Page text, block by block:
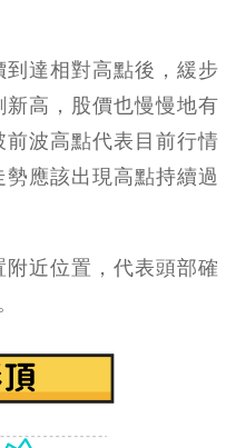
達相對高點後，緩步
高，股價也慢慢地有
波高點代表目前行情
應該出現高點持續過
近位置，代表頭部確